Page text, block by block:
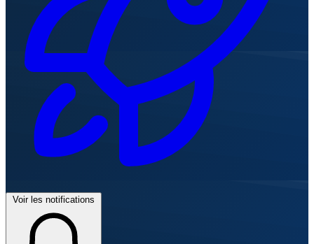
Voir les notifications